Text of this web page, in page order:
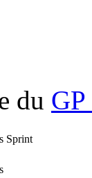
du
Sprint